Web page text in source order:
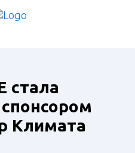
стала
Климата